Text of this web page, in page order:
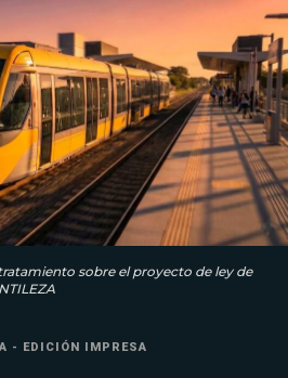
sobre el proyecto de ley de
- EDICIÓN IMPRESA